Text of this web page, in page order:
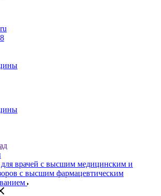
врачей с высшим медицинским и
с высшим фармацевтическим